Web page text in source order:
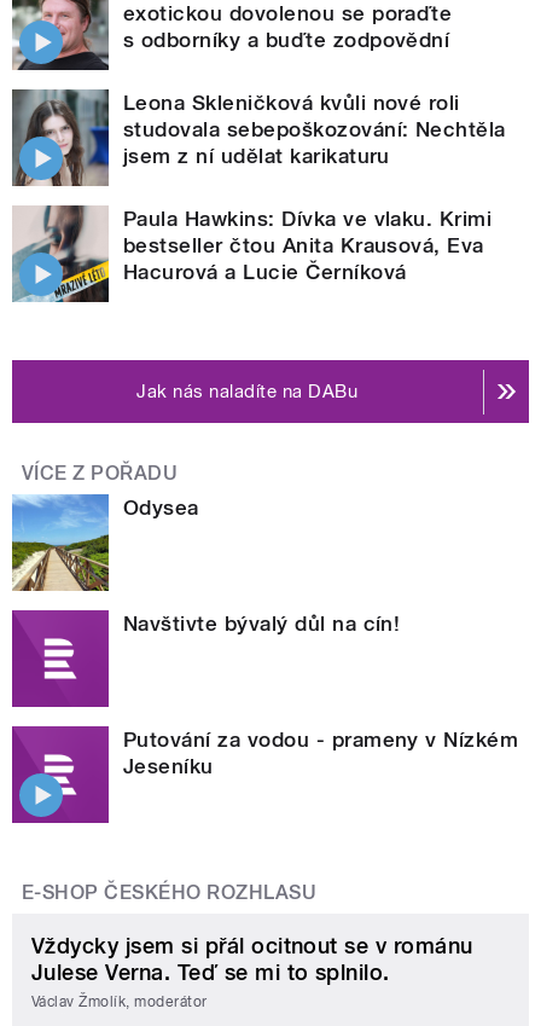
exotickou dovolenou se poraďte
s odborníky a buďte zodpovědní
Leona Skleničková kvůli nové roli
studovala sebepoškozování: Nechtěla
jsem z ní udělat karikaturu
Paula Hawkins: Dívka ve vlaku. Krimi
bestseller čtou Anita Krausová, Eva
Hacurová a Lucie Černíková
Jak nás naladíte na DABu
VÍCE Z POŘADU
Odysea
Navštivte bývalý důl na cín!
Putování za vodou - prameny v Nízkém
Jeseníku
E-SHOP ČESKÉHO ROZHLASU
Vždycky jsem si přál ocitnout se v románu
Julese Verna. Teď se mi to splnilo.
Václav Žmolík, moderátor